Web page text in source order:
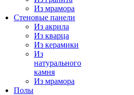
Из мрамора
Стеновые панели
Из акрила
Из кварца
Из керамики
Из
натурального
камня
Из мрамора
Полы